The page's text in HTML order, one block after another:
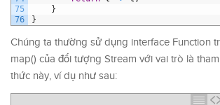
75
76
}
}
Chúng ta thường sử dụng interface Function
map() của đối tượng Stream với vai trò là
thức này, ví dụ như sau: